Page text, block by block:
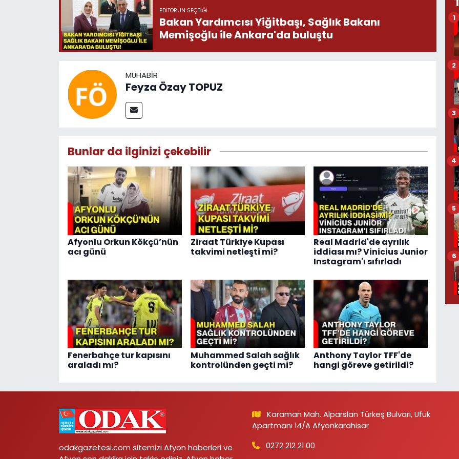
EDITÖRÜN SEÇTIĞI
Bakan Yardımcısı Yiğitbaşı, Sağlık Bakanı
Memişoğlu ile Ankara'da buluştu
MUHABIR
Feyza Özay TOPUZ
Bunlar da ilginizi çekebilir
Afyonlu Orkun Kökçü’nün
acı günü
Ziraat Türkiye Kupası
takvimi netleşti mi?
Real Madrid'de ayrılık
iddiası mı? Vinicius Junior
Instagram'ı sıfırladı
Fenerbahçe tur kapısını
araladı mı?
Muhammed Salah sağlık
kontrolünden geçti mi?
Anthony Taylor TFF'de
hangi göreve getirildi?
1
2
3
4
5
6
odakgazetesi.com sitemizi Afyon haberleri ve
Karaman Mah. Alparslan Türkeş Bulvarı, Ufuk
Apartmanı 14/A Afyonkarahisar
0272 212 21 00